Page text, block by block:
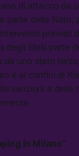
di attacco da
parte della Nato,
previsti
degli Stati parte
da uno stato
e ai confini di
sanzioni e delle
in Milano”